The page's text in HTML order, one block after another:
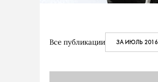
Все публикации ЗА ИЮЛЬ 2016